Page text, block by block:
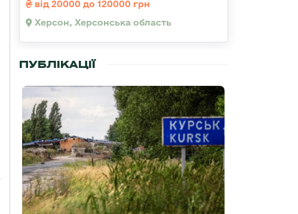
від 20000 до 120000 грн
Херсон, Херсонська область
ПУБЛІКАЦІЇ